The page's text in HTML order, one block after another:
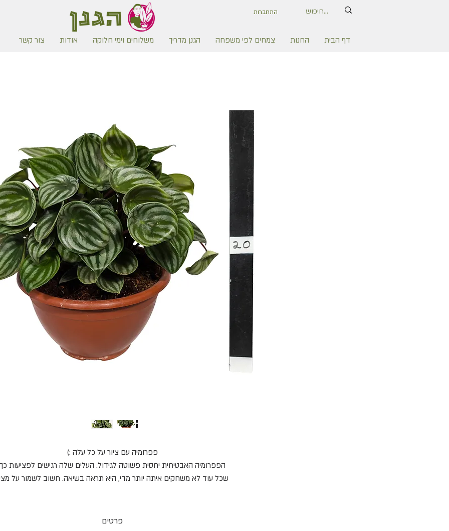
התחברות
דף הבית החנות צמחים לפי משפחה הגנן מדריך משלוחים וימי חלוקה אודות צור קשר
פפרומיה עם ציור על כל עלה :)
הפפרומיה האבטיחית יחסית פשוטה לגידול. העלים שלה רגישים לפציעות
שכל עוד לא משחקים איתה יותר מדי, היא תראה בשיאה. חשוב לשמור על
פרטים